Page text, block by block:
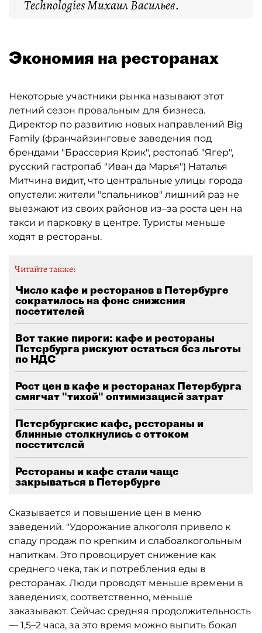
Technologies Михаил Васильев.
Экономия на ресторанах
Некоторые участники рынка называют этот
летний сезон провальным для бизнеса.
Директор по развитию новых направлений Big
Family (франчайзинговые заведения под
брендами "Брассерия Крик", рестопаб "Ягер",
русский гастропаб "Иван да Марья") Наталья
Митчина видит, что центральные улицы города
опустели: жители "спальников" лишний раз не
выезжают из своих районов из–за роста цен на
такси и парковку в центре. Туристы меньше
ходят в рестораны.
Читайте также:
Число кафе и ресторанов в Петербурге
сократилось на фоне снижения
посетителей
Вот такие пироги: кафе и рестораны
Петербурга рискуют остаться без льготы
по НДС
Рост цен в кафе и ресторанах Петербурга
смягчат "тихой" оптимизацией затрат
Петербургские кафе, рестораны и
блинные столкнулись с оттоком
посетителей
Рестораны и кафе стали чаще
закрываться в Петербурге
Сказывается и повышение цен в меню
заведений. "Удорожание алкоголя привело к
спаду продаж по крепким и слабоалкогольным
напиткам. Это провоцирует снижение как
среднего чека, так и потребления еды в
ресторанах. Люди проводят меньше времени в
заведениях, соответственно, меньше
заказывают. Сейчас средняя продолжительность
— 1,5–2 часа, за это время можно выпить бокал